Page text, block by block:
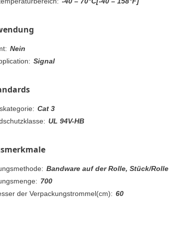
Nein
Signal
Cat 3
UL 94V-HB
Bandware auf der Rolle, Stück/Rolle
700
der Verpackungstrommel(cm): 60